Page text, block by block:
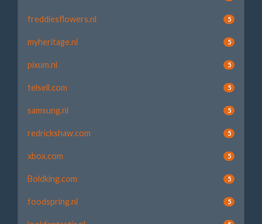
freddiesflowers.nl 5
myheritage.nl 5
pixum.nl 5
telsell.com 5
samsung.nl 5
redrickshaw.com 5
xbox.com 5
Boldking.com 5
foodspring.nl 5